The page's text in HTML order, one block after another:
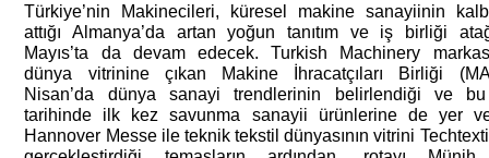
Türkiye’nin Makinecileri, küresel makine sanayiinin
attığı Almanya’da artan yoğun tanıtım ve iş birliği
Mayıs’ta da devam edecek. Turkish Machinery
dünya vitrinine çıkan Makine İhracatçıları Birliği
Nisan’da dünya sanayi trendlerinin belirlendiği ve
tarihinde ilk kez savunma sanayii ürünlerine de yer
Hannover Messe ile teknik tekstil dünyasının vitrini